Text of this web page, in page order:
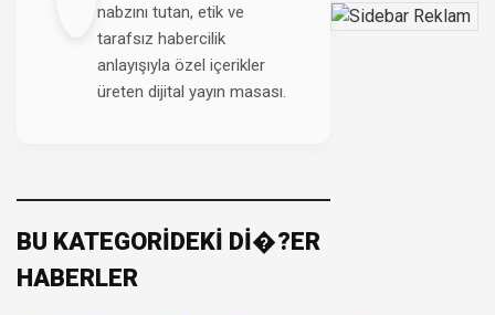
nabzını tutan, etik ve
tarafsız habercilik
anlayışıyla özel içerikler
üreten dijital yayın masası.
BU KATEGORİDEKİ Dİ�?ER
HABERLER